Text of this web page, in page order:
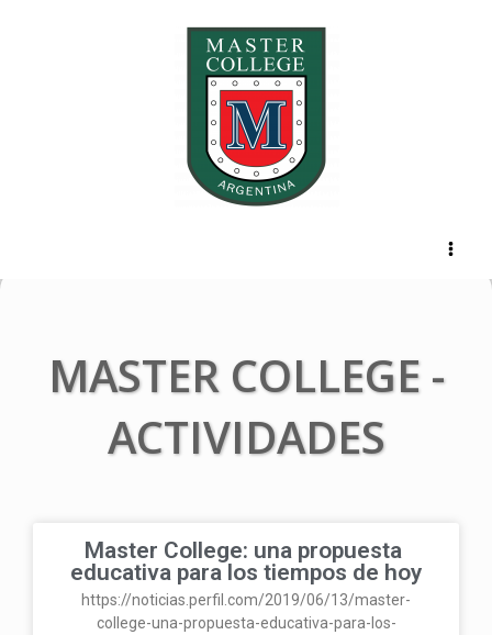
MASTER COLLEGE -
ACTIVIDADES
Master College: una propuesta
educativa para los tiempos de hoy
https://noticias.perfil.com/2019/06/13/master-
college-una-propuesta-educativa-para-los-